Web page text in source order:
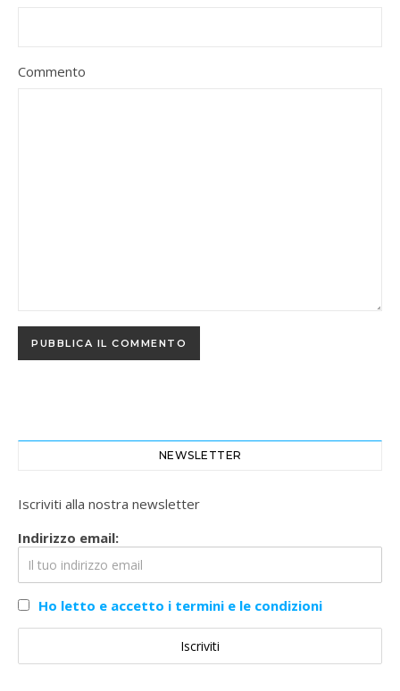
Commento
NEWSLETTER
Iscriviti alla nostra newsletter
Indirizzo email:
Ho letto e accetto i termini e le condizioni